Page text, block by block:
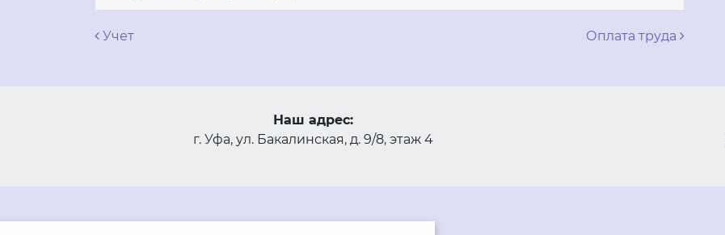
Навигация по записям
Учет Оплата труда
Наш адрес:
г. Уфа, ул. Бакалинская, д. 9/8, этаж 4